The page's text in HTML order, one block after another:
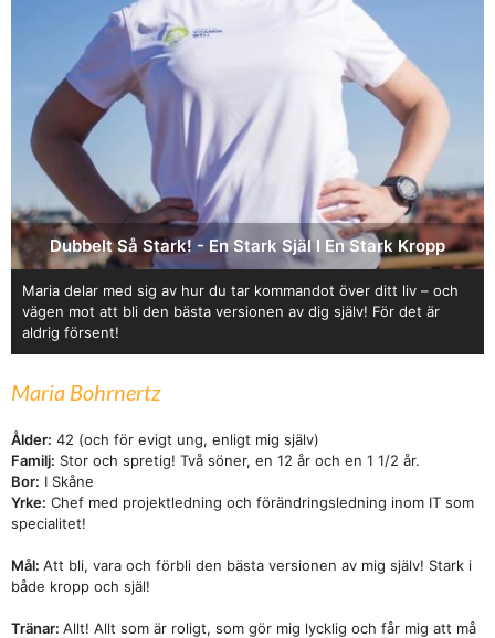
Dubbelt Så Stark! - En Stark Själ I En Stark Kropp
Maria delar med sig av hur du tar kommandot över ditt liv – och
vägen mot att bli den bästa versionen av dig själv! För det är
aldrig försent!
Maria Bohrnertz
Ålder: 42 (och för evigt ung, enligt mig själv)
Familj: Stor och spretig! Två söner, en 12 år och en 1 1/2 år.
Bor: I Skåne
Yrke: Chef med projektledning och förändringsledning inom IT som
specialitet!
Mål: Att bli, vara och förbli den bästa versionen av mig själv! Stark i
både kropp och själ!
Tränar: Allt! Allt som är roligt, som gör mig lycklig och får mig att må